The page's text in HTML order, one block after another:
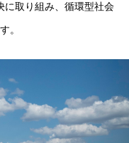
に取り組み、循環型社会
。